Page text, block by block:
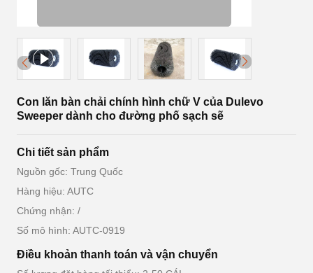
Con lăn bàn chải chính hình chữ V của Dulevo
Sweeper dành cho đường phố sạch sẽ
Chi tiết sản phẩm
Nguồn gốc: Trung Quốc
Hàng hiệu: AUTC
Chứng nhận: /
Số mô hình: AUTC-0919
Điều khoản thanh toán và vận chuyển